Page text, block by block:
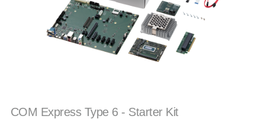
COM Express Type 6 - Starter Kit